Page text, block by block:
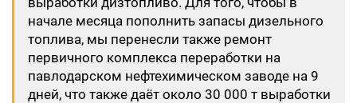
начале месяца пополнить запасы дизельного
топлива, мы перенесли также ремонт
первичного комплекса переработки на
павлодарском нефтехимическом заводе на 9
дней, что также даёт около 30 000 т выработки